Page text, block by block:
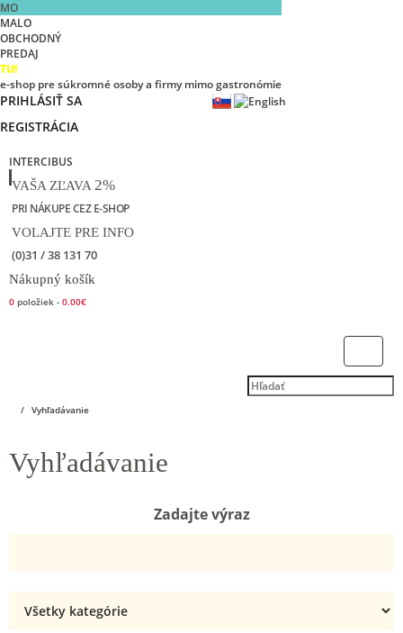
MO
MALO
OBCHODNÝ
PREDAJ
TU!
e-shop pre súkromné osoby a firmy mimo gastronómie
PRIHLÁSIŤ SA
REGISTRÁCIA
INTERCIBUS
VAŠA ZĽAVA 2%
PRI NÁKUPE CEZ E-SHOP
VOLAJTE PRE INFO
(0)31 / 38 131 70
Nákupný košík
0 položiek - 0.00€
Vyhľadávanie
Vyhľadávanie
Zadajte výraz